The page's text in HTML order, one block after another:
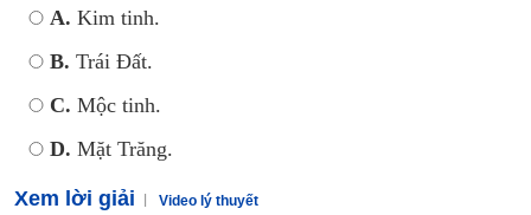
A. Kim tinh.
B. Trái Đất.
C. Mộc tinh.
D. Mặt Trăng.
Xem lời giải Video lý thuyết